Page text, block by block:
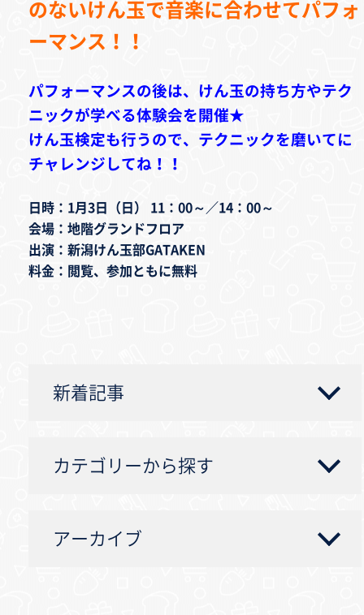
のないけん玉で音楽に合わせてパフォ
ーマンス！！
パフォーマンスの後は、けん玉の持ち方やテク
ニックが学べる体験会を開催★
けん玉検定も行うので、テクニックを磨いてに
チャレンジしてね！！
日時：1月3日（日） 11：00～／14：00～
会場：地階グランドフロア
出演：新潟けん玉部GATAKEN
料金：閲覧、参加ともに無料
新着記事
カテゴリーから探す
アーカイブ